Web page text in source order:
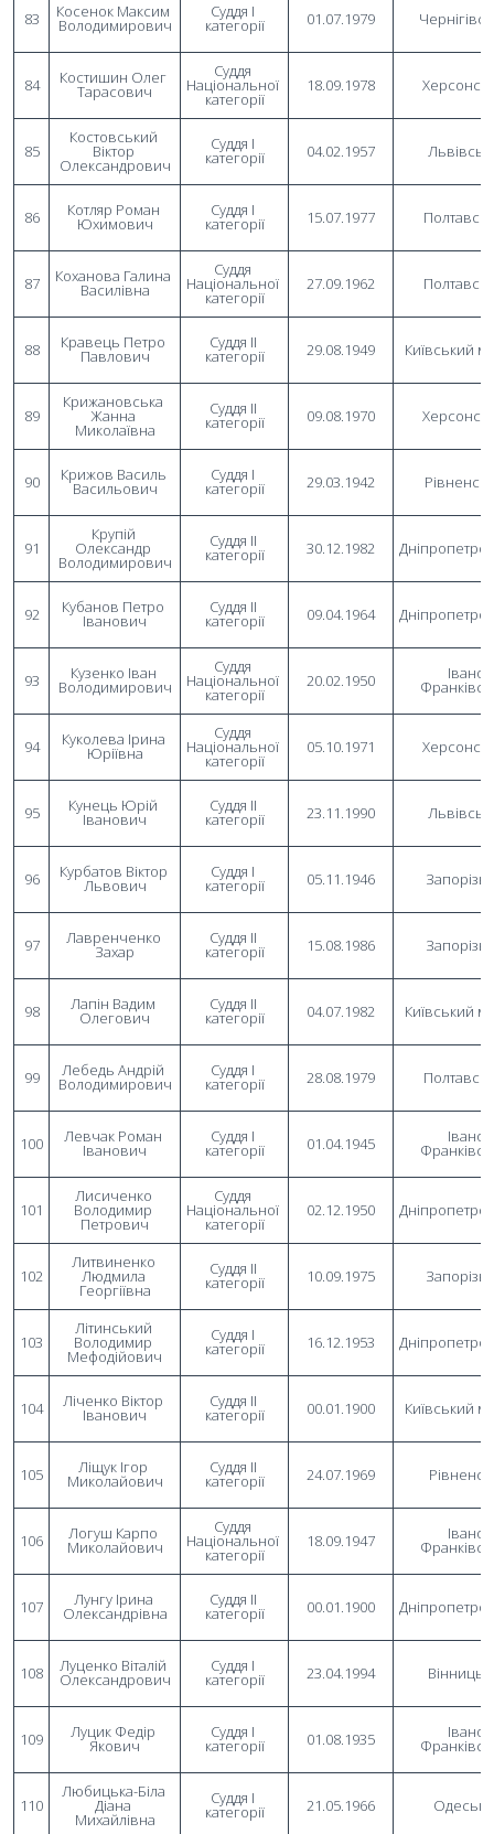
83 Косенок Максим
Володимирович
Суддя I
категорії 01.07.1979
84 Костишин Олег
Тарасович
Суддя
Національної
категорії
18.09.1978
85
Костовський
Віктор
Олександрович
Суддя I
категорії 04.02.1957
86 Котляр Роман
Юхимович
Суддя I
категорії 15.07.1977
87 Коханова Галина
Василівна
Суддя
Національної
категорії
27.09.1962
88 Кравець Петро
Павлович
Суддя II
категорії 29.08.1949 Київський
89
Крижановська
Жанна
Миколаївна
Суддя II
категорії 09.08.1970
90 Крижов Василь
Васильович
Суддя I
категорії 29.03.1942
91
Крупій
Олександр
Володимирович
Суддя II
категорії 30.12.1982
92 Кубанов Петро
Іванович
Суддя II
категорії 09.04.1964
93 Кузенко Іван
Володимирович
Суддя
Національної
категорії
20.02.1950 Івано-
94 Куколева Ірина
Юріївна
Суддя
Національної
категорії
05.10.1971
95 Кунець Юрій
Іванович
Суддя II
категорії 23.11.1990
96 Курбатов Віктор
Львович
Суддя I
категорії 05.11.1946
97 Лавренченко
Захар
Суддя II
категорії 15.08.1986
98 Лапін Вадим
Олегович
Суддя II
категорії 04.07.1982 Київський
99 Лебедь Андрій
Володимирович
Суддя I
категорії 28.08.1979
100 Левчак Роман
Іванович
Суддя I
категорії 01.04.1945 Івано-
101
Лисиченко
Володимир
Петрович
Суддя
Національної
категорії
02.12.1950
102
Литвиненко
Людмила
Георгіївна
Суддя II
категорії 10.09.1975
103
Літинський
Володимир
Мефодійович
Суддя I
категорії 16.12.1953
104 Ліченко Віктор
Іванович
Суддя II
категорії 00.01.1900 Київський
105 Ліщук Ігор
Миколайович
Суддя II
категорії 24.07.1969
106 Логуш Карпо
Миколайович
Суддя
Національної
категорії
18.09.1947 Івано-
107 Лунгу Ірина
Олександрівна
Суддя II
категорії 00.01.1900
108 Луценко Віталій
Олександрович
Суддя I
категорії 23.04.1994
109 Луцик Федір
Якович
Суддя I
категорії 01.08.1935 Івано-
110
Любицька-Біла
Діана
Михайлівна
Суддя I
категорії 21.05.1966